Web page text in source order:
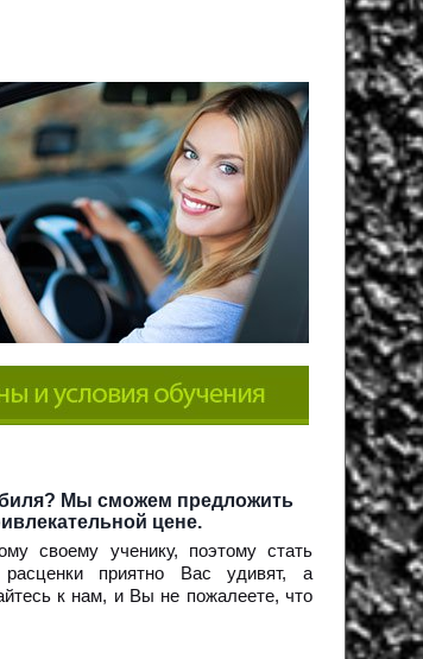
Мы сможем предложить
цене.
своему ученику, поэтому стать
приятно Вас удивят, а
к нам, и Вы не пожалеете, что